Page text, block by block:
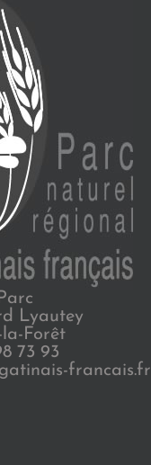
Lyautey
Forêt
73 93
francais.fr